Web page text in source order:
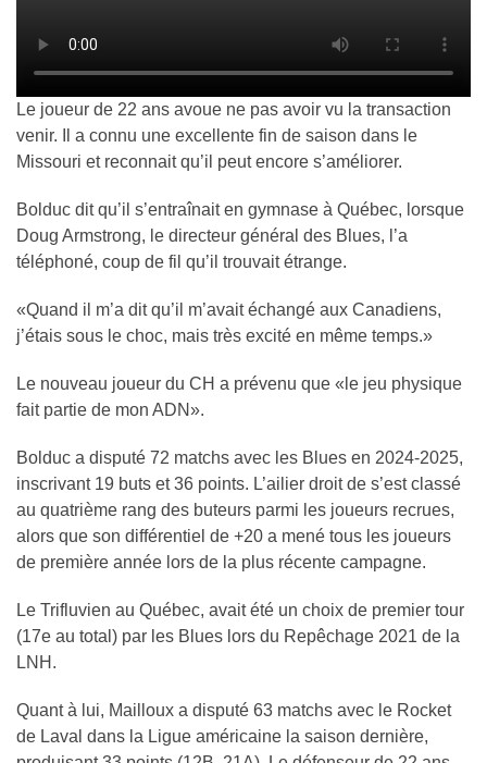
Le joueur de 22 ans avoue ne pas avoir vu la transaction
venir. Il a connu une excellente fin de saison dans le
Missouri et reconnait qu’il peut encore s’améliorer.
Bolduc dit qu’il s’entraînait en gymnase à Québec, lorsque
Doug Armstrong, le directeur général des Blues, l’a
téléphoné, coup de fil qu’il trouvait étrange.
«Quand il m’a dit qu’il m’avait échangé aux Canadiens,
j’étais sous le choc, mais très excité en même temps.»
Le nouveau joueur du CH a prévenu que «le jeu physique
fait partie de mon ADN».
Bolduc a disputé 72 matchs avec les Blues en 2024-2025,
inscrivant 19 buts et 36 points. L’ailier droit de s’est classé
au quatrième rang des buteurs parmi les joueurs recrues,
alors que son différentiel de +20 a mené tous les joueurs
de première année lors de la plus récente campagne.
Le Trifluvien au Québec, avait été un choix de premier tour
(17e au total) par les Blues lors du Repêchage 2021 de la
LNH.
Quant à lui, Mailloux a disputé 63 matchs avec le Rocket
de Laval dans la Ligue américaine la saison dernière,